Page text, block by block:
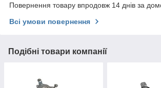
Повернення товару впродовж 14 днів за
Всі умови повернення
Подібні товари компанії